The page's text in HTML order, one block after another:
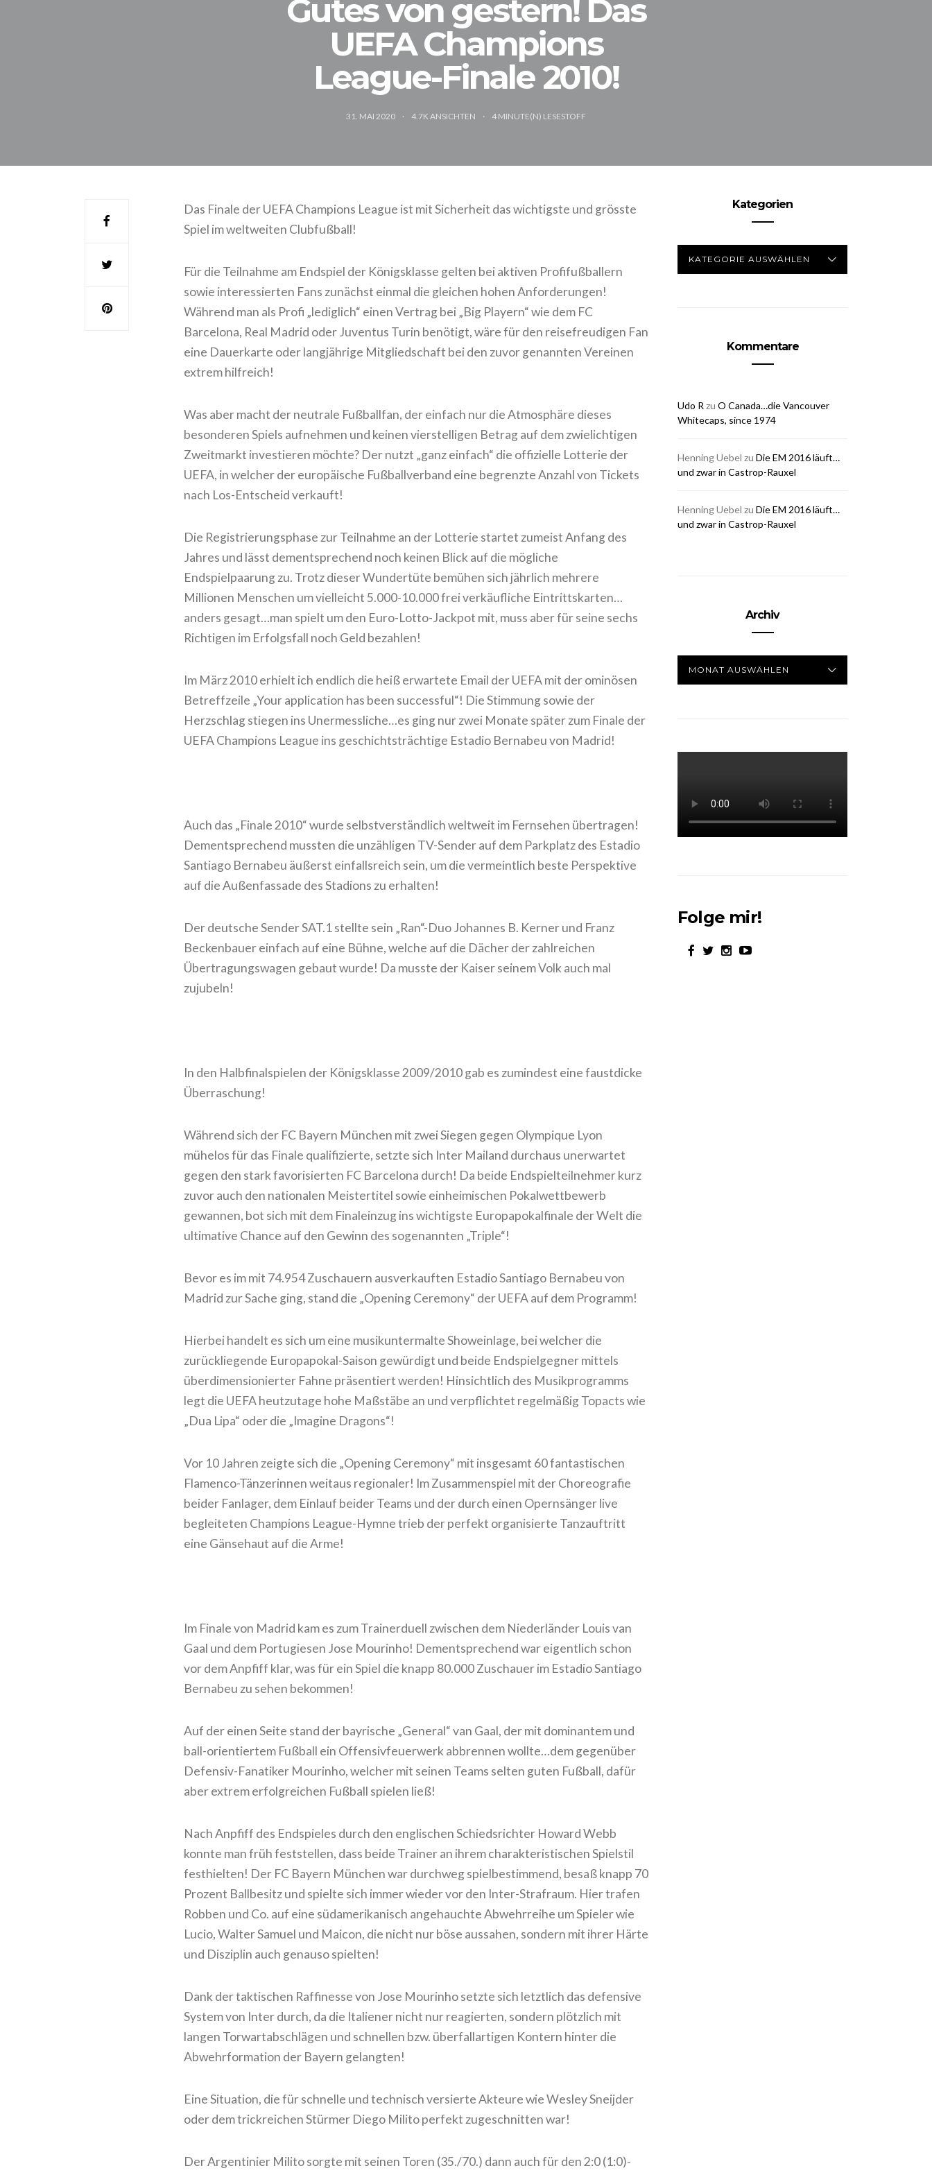
Gutes von gestern! Das
UEFA Champions
League-Finale 2010!
31. MAI 2020 4.7K ANSICHTEN 4 MINUTE(N) LESESTOFF
Das Finale der UEFA Champions League ist mit Sicherheit das wichtigste und grösste
Spiel im weltweiten Clubfußball!
Für die Teilnahme am Endspiel der Königsklasse gelten bei aktiven Profifußballern
sowie interessierten Fans zunächst einmal die gleichen hohen Anforderungen!
Während man als Profi „lediglich“ einen Vertrag bei „Big Playern“ wie dem FC
Barcelona, Real Madrid oder Juventus Turin benötigt, wäre für den reisefreudigen Fan
eine Dauerkarte oder langjährige Mitgliedschaft bei den zuvor genannten Vereinen
extrem hilfreich!
Was aber macht der neutrale Fußballfan, der einfach nur die Atmosphäre dieses
besonderen Spiels aufnehmen und keinen vierstelligen Betrag auf dem zwielichtigen
Zweitmarkt investieren möchte? Der nutzt „ganz einfach“ die offizielle Lotterie der
UEFA, in welcher der europäische Fußballverband eine begrenzte Anzahl von Tickets
nach Los-Entscheid verkauft!
Die Registrierungsphase zur Teilnahme an der Lotterie startet zumeist Anfang des
Jahres und lässt dementsprechend noch keinen Blick auf die mögliche
Endspielpaarung zu. Trotz dieser Wundertüte bemühen sich jährlich mehrere
Millionen Menschen um vielleicht 5.000-10.000 frei verkäufliche Eintrittskarten…
anders gesagt…man spielt um den Euro-Lotto-Jackpot mit, muss aber für seine sechs
Richtigen im Erfolgsfall noch Geld bezahlen!
Im März 2010 erhielt ich endlich die heiß erwartete Email der UEFA mit der ominösen
Betreffzeile „Your application has been successful“! Die Stimmung sowie der
Herzschlag stiegen ins Unermessliche…es ging nur zwei Monate später zum Finale der
UEFA Champions League ins geschichtsträchtige Estadio Bernabeu von Madrid!
Auch das „Finale 2010“ wurde selbstverständlich weltweit im Fernsehen übertragen!
Dementsprechend mussten die unzähligen TV-Sender auf dem Parkplatz des Estadio
Santiago Bernabeu äußerst einfallsreich sein, um die vermeintlich beste Perspektive
auf die Außenfassade des Stadions zu erhalten!
Der deutsche Sender SAT.1 stellte sein „Ran“-Duo Johannes B. Kerner und Franz
Beckenbauer einfach auf eine Bühne, welche auf die Dächer der zahlreichen
Übertragungswagen gebaut wurde! Da musste der Kaiser seinem Volk auch mal
zujubeln!
In den Halbfinalspielen der Königsklasse 2009/2010 gab es zumindest eine faustdicke
Überraschung!
Während sich der FC Bayern München mit zwei Siegen gegen Olympique Lyon
mühelos für das Finale qualifizierte, setzte sich Inter Mailand durchaus unerwartet
gegen den stark favorisierten FC Barcelona durch! Da beide Endspielteilnehmer kurz
zuvor auch den nationalen Meistertitel sowie einheimischen Pokalwettbewerb
gewannen, bot sich mit dem Finaleinzug ins wichtigste Europapokalfinale der Welt die
ultimative Chance auf den Gewinn des sogenannten „Triple“!
Bevor es im mit 74.954 Zuschauern ausverkauften Estadio Santiago Bernabeu von
Madrid zur Sache ging, stand die „Opening Ceremony“ der UEFA auf dem Programm!
Hierbei handelt es sich um eine musikuntermalte Showeinlage, bei welcher die
zurückliegende Europapokal-Saison gewürdigt und beide Endspielgegner mittels
überdimensionierter Fahne präsentiert werden! Hinsichtlich des Musikprogramms
legt die UEFA heutzutage hohe Maßstäbe an und verpflichtet regelmäßig Topacts wie
„Dua Lipa“ oder die „Imagine Dragons“!
Vor 10 Jahren zeigte sich die „Opening Ceremony“ mit insgesamt 60 fantastischen
Flamenco-Tänzerinnen weitaus regionaler! Im Zusammenspiel mit der Choreografie
beider Fanlager, dem Einlauf beider Teams und der durch einen Opernsänger live
begleiteten Champions League-Hymne trieb der perfekt organisierte Tanzauftritt
eine Gänsehaut auf die Arme!
Im Finale von Madrid kam es zum Trainerduell zwischen dem Niederländer Louis van
Gaal und dem Portugiesen Jose Mourinho! Dementsprechend war eigentlich schon
vor dem Anpfiff klar, was für ein Spiel die knapp 80.000 Zuschauer im Estadio Santiago
Bernabeu zu sehen bekommen!
Auf der einen Seite stand der bayrische „General“ van Gaal, der mit dominantem und
ball-orientiertem Fußball ein Offensivfeuerwerk abbrennen wollte…dem gegenüber
Defensiv-Fanatiker Mourinho, welcher mit seinen Teams selten guten Fußball, dafür
aber extrem erfolgreichen Fußball spielen ließ!
Nach Anpfiff des Endspieles durch den englischen Schiedsrichter Howard Webb
konnte man früh feststellen, dass beide Trainer an ihrem charakteristischen Spielstil
festhielten! Der FC Bayern München war durchweg spielbestimmend, besaß knapp 70
Prozent Ballbesitz und spielte sich immer wieder vor den Inter-Strafraum. Hier trafen
Robben und Co. auf eine südamerikanisch angehauchte Abwehrreihe um Spieler wie
Lucio, Walter Samuel und Maicon, die nicht nur böse aussahen, sondern mit ihrer Härte
und Disziplin auch genauso spielten!
Dank der taktischen Raffinesse von Jose Mourinho setzte sich letztlich das defensive
System von Inter durch, da die Italiener nicht nur reagierten, sondern plötzlich mit
langen Torwartabschlägen und schnellen bzw. überfallartigen Kontern hinter die
Abwehrformation der Bayern gelangten!
Eine Situation, die für schnelle und technisch versierte Akteure wie Wesley Sneijder
oder dem trickreichen Stürmer Diego Milito perfekt zugeschnitten war!
Der Argentinier Milito sorgte mit seinen Toren (35./70.) dann auch für den 2:0 (1:0)-
Kategorien
Kommentare
Udo R zu O Canada…die Vancouver
Whitecaps, since 1974
Henning Uebel zu Die EM 2016 läuft…
und zwar in Castrop-Rauxel
Henning Uebel zu Die EM 2016 läuft…
und zwar in Castrop-Rauxel
Archiv
Folge mir!